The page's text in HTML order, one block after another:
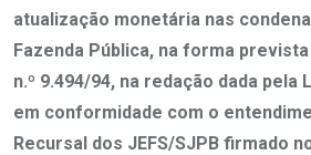
atualização monetária nas
Fazenda Pública, na forma
n.º 9.494/94, na redação dada pela
em conformidade com o
Recursal dos JEFS/SJPB firmado